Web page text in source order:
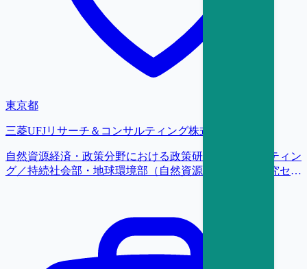
東京都
三菱UFJリサーチ＆コンサルティング株式会社
自然資源経済・政策分野における政策研究・コンサルティン
グ／持続社会部・地球環境部（自然資源経済・政策研究セン